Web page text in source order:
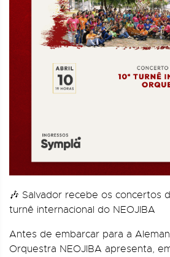
🎶 Salvador recebe os concertos
turnê internacional do NEOJIBA
Antes de embarcar para a
Orquestra NEOJIBA apresenta,